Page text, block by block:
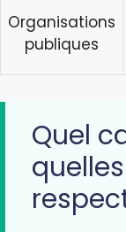
Organisations
publiques
Quel